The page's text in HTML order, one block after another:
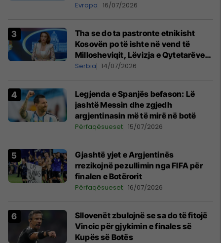
Evropa 16/07/2026
Tha se do ta pastronte etnikisht
Kosovën po të ishte në vend të
Millosheviqit, Lëvizja e Qytetarëve
të Lirë në Serbi kërkon shkarkimin e
Serbia 14/07/2026
Legjenda e Spanjës befason: Lë
jashtë Messin dhe zgjedh
argjentinasin më të mirë në botë
Përfaqësueset 15/07/2026
Gjashtë yjet e Argjentinës
rrezikojnë pezullimin nga FIFA për
finalen e Botërorit
Përfaqësueset 16/07/2026
Sllovenët zbulojnë se sa do të fitojë
Vincic për gjykimin e finales së
Kupës së Botës